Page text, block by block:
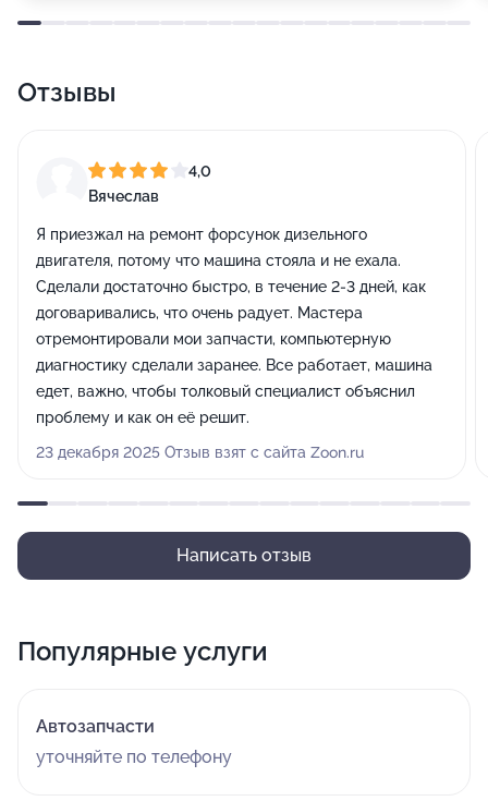
Отзывы
4,0
Вячеслав
Я приезжал на ремонт форсунок дизельного
двигателя, потому что машина стояла и не ехала.
Сделали достаточно быстро, в течение 2-3 дней, как
договаривались, что очень радует. Мастера
отремонтировали мои запчасти, компьютерную
диагностику сделали заранее. Все работает, машина
едет, важно, чтобы толковый специалист объяснил
проблему и как он её решит.
23 декабря 2025 Отзыв взят с сайта Zoon.ru
Написать отзыв
Популярные услуги
Автозапчасти
уточняйте по телефону